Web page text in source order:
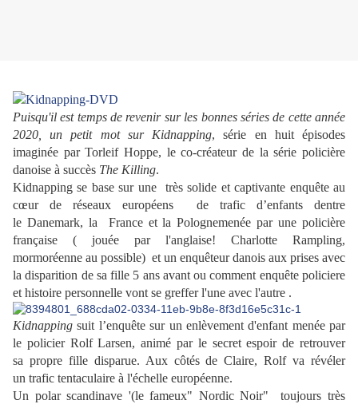
Puisqu'il est temps de revenir sur les bonnes séries de cette année
2020, un petit mot sur Kidnapping, série en huit épisodes
imaginée par Torleif Hoppe, le co-créateur de la série policière
danoise à succès The Killing.
Kidnapping se base sur une très solide et captivante enquête au
cœur de réseaux européens de trafic d’enfants dentre
le Danemark, la France et la Polognemenée par une policière
française ( jouée par l'anglaise! Charlotte Rampling,
mormoréenne au possible) et un enquêteur danois aux prises avec
la disparition de sa fille 5 ans avant ou comment enquête policiere
et histoire personnelle vont se greffer l'une avec l'autre .
Kidnappingsuit l’enquête sur un enlèvement d'enfant menée par
le policier Rolf Larsen, animé par le secret espoir de retrouver
sa propre fille disparue. Aux côtés de Claire, Rolf va révéler
un trafic tentaculaire à l'échelle européenne.
Un polar scandinave '(le fameux" Nordic Noir" toujours très